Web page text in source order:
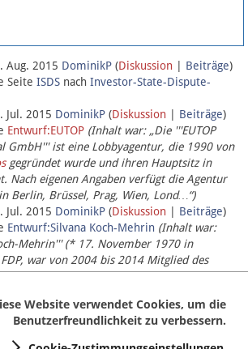
Aug. 2015 DominikP (Diskussion Beiträge)
Seite ISDS nach Investor-State-Dispute-
Jul. 2015 DominikP (Diskussion Beiträge)
Entwurf:EUTOP (Inhalt war: „Die '''EUTOP
GmbH''' ist eine Lobbyagentur, die 1990 von
gegründet wurde und ihren Hauptsitz in
Nach eigenen Angaben verfügt die Agentur
Berlin, Brüssel, Prag, Wien, Lond…“)
Jul. 2015 DominikP (Diskussion Beiträge)
Entwurf:Silvana Koch-Mehrin (Inhalt war:
Mehrin''' (* 17. November 1970 in
war von 2004 bis 2014 Mitglied des
Parlaments, seit November 2014 ist sie für
Website verwendet Cookies, um die
Benutzerfreundlichkeit zu verbessern.